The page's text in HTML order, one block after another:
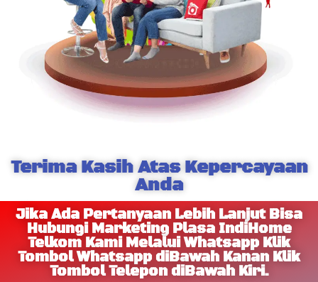
Terima Kasih Atas Kepercayaan
Anda
Jika Ada Pertanyaan Lebih Lanjut Bisa
Hubungi Marketing Plasa IndiHome
Telkom Kami Melalui Whatsapp Klik
Tombol Whatsapp diBawah Kanan Klik
Tombol Telepon diBawah Kiri.